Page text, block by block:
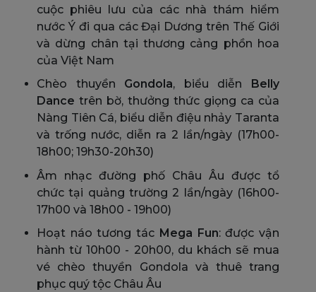
cuộc phiêu lưu của các nhà thám hiểm
nước Ý đi qua các Đại Dương trên Thế Giới
và dừng chân tại thương cảng phồn hoa
của Việt Nam
Chèo thuyền Gondola, biểu diễn
Belly
Dance trên bờ, thưởng thức giọng ca của
Nàng Tiên Cá, biểu diễn điệu nhảy Taranta
và trống nước, diễn ra 2 lần/ngày (17h00-
18h00; 19h30-20h30)
Âm nhạc đường phố Châu Âu được tổ
chức tại quảng trường 2 lần/ngày (16h00-
17h00 và 18h00 - 19h00)
Hoạt náo tương tác Mega Fun: được vận
hành từ 10h00 - 20h00, du khách sẽ mua
vé chèo thuyền Gondola và thuê trang
phục quý tộc Châu Âu